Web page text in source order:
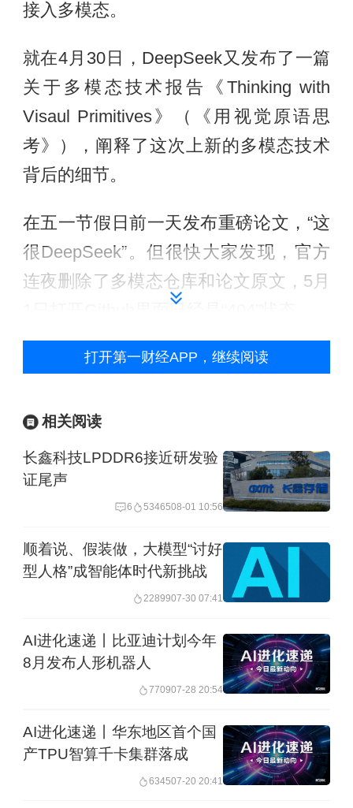
接入多模态。
就在4月30日，DeepSeek又发布了一篇
关于多模态技术报告《Thinking with
Visaul Primitives》（《用视觉原语思
考》），阐释了这次上新的多模态技术
背后的细节。
在五一节假日前一天发布重磅论文，“这
很DeepSeek”。但很快大家发现，官方
连夜删除了多模态仓库和论文原文，5月
1日打开Github界面已经是“404”状态。
关于删除原因官方并没有特别说明，不
过有猜测不是内容问题，而是信息透露
太多。
打开第一财经APP，继续阅读
相关阅读
长鑫科技LPDDR6接近研发验
证尾声
6 5346508-01 10:56
顺着说、假装做，大模型“讨好
型人格”成智能体时代新挑战
2289907-30 07:41
AI进化速递丨比亚迪计划今年
8月发布人形机器人
770907-28 20:54
AI进化速递丨华东地区首个国
产TPU智算千卡集群落成
634507-20 20:41